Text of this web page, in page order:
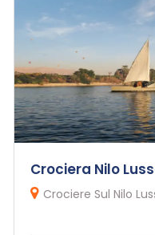
Crociera Nilo
Crociere Sul Nilo